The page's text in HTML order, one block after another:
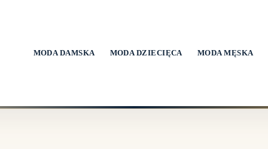
MODA DAMSKA MODA DZIECIĘCA MODA MĘSKA